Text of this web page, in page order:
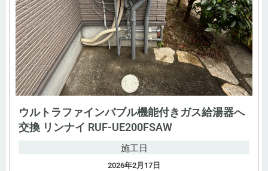
ウルトラファインバブル機能付きガス給湯器へ
交換 リンナイ RUF-UE200FSAW
施工日
2026年2月17日